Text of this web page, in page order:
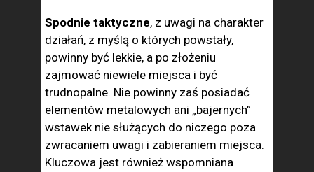
Spodnie taktyczne, z uwagi na charakter
działań, z myślą o których powstały,
powinny być lekkie, a po złożeniu
zajmować niewiele miejsca i być
trudnopalne. Nie powinny zaś posiadać
elementów metalowych ani „bajernych”
wstawek nie służących do niczego poza
zwracaniem uwagi i zabieraniem miejsca.
Kluczowa jest również wspomniana